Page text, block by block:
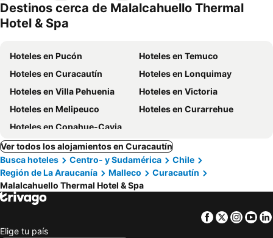
miento
Destinos cerca de Malalcahuello Thermal
Hotel & Spa
Hoteles en Pucón
Hoteles en Temuco
Hoteles en Curacautín
Hoteles en Lonquimay
Hoteles en Villa Pehuenia
Hoteles en Victoria
Hoteles en Melipeuco
Hoteles en Curarrehue
Hoteles en Copahue-Caviahue
Ver todos los alojamientos en Curacautín
Busca hoteles
Centro- y Sudamérica
Chile
Región de La Araucanía
Malleco
Curacautín
Malalcahuello Thermal Hotel & Spa
Facebook
Twitter
Elige tu país